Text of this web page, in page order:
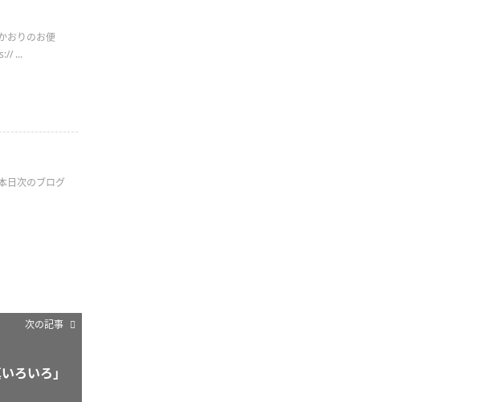
おりのお便
...
日次のブログ
次の記事
ろいろ」